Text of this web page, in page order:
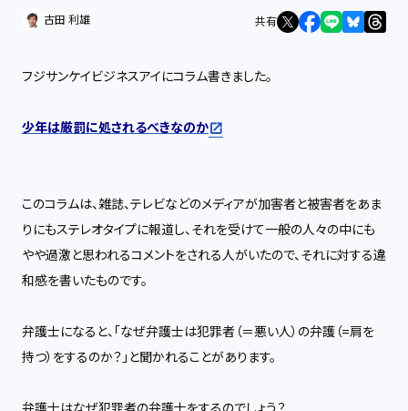
古田 利雄 共有
フジサンケイビジネスアイにコラム書きました。
少年は厳罰に処されるべきなのか
このコラムは、雑誌、テレビなどのメディアが加害者と被害者をあま
りにもステレオタイプに報道し、それを受けて一般の人々の中にも
やや過激と思われるコメントをされる人がいたので、それに対する違
和感を書いたものです。
弁護士になると、「なぜ弁護士は犯罪者（＝悪い人）の弁護（=肩を
持つ）をするのか？」と聞かれることがあります。